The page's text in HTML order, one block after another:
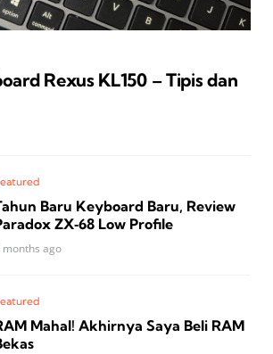
Rexus KL150 – Tipis dan
Baru Keyboard Baru, Review
ZX‑68 Low Profile
months ago
Mahal! Akhirnya Saya Beli RAM